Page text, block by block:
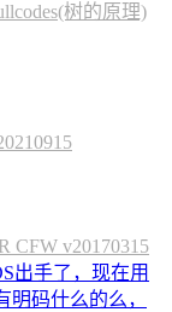
树的原理)
CFW v20170315
出手了，现在用
码什么的么，